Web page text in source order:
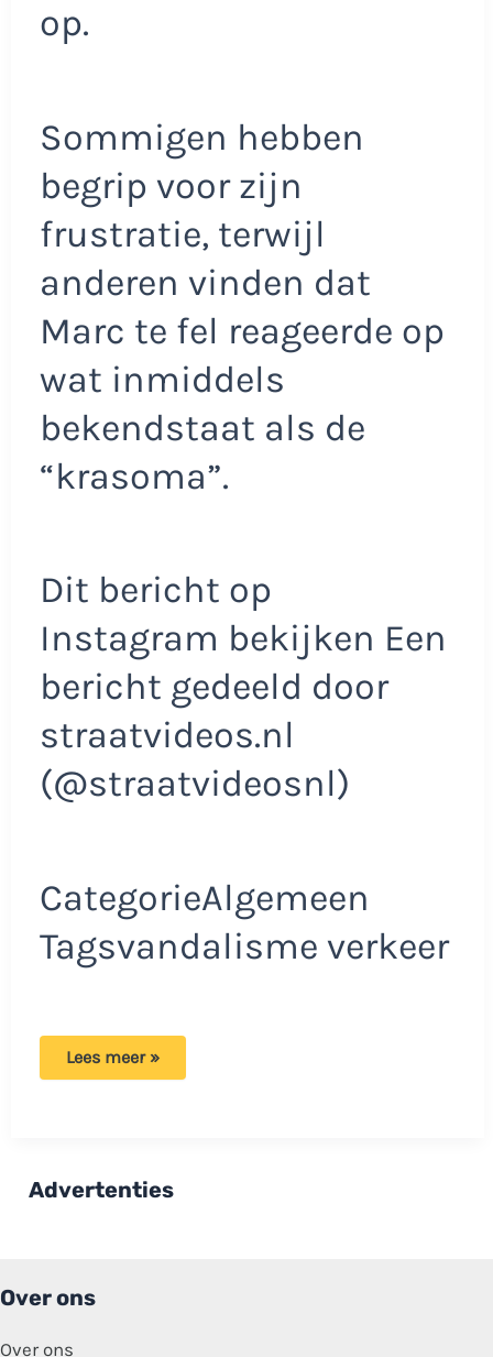
op.
Sommigen hebben
begrip voor zijn
frustratie, terwijl
anderen vinden dat
Marc te fel reageerde op
wat inmiddels
bekendstaat als de
“krasoma”.
Dit bericht op
Instagram bekijken Een
bericht gedeeld door
straatvideos.nl
(@straatvideosnl)
CategorieAlgemeen
Tagsvandalisme verkeer
Automobilist
besluit
zijn
Lees meer »
Advertenties
Over ons
Over ons